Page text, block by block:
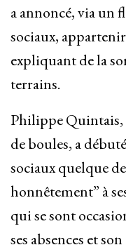
a annoncé, via un
sociaux,
expliquant de la
terrains.
Philippe Quintais,
de boules, a
sociaux quelque
honnêtement” à
qui se sont
ses absences et